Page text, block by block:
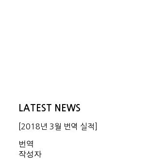
LATEST NEWS
[2018년 3월 번역 실적]
번역
작성자